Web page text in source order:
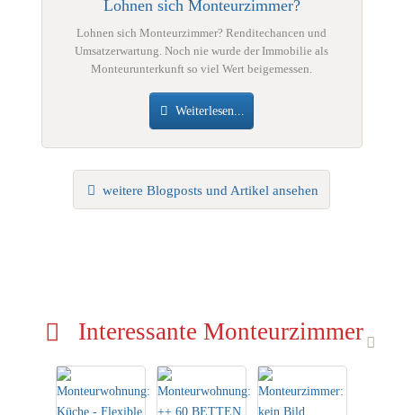
Lohnen sich Monteurzimmer?
Lohnen sich Monteurzimmer? Renditechancen und
Umsatzerwartung. Noch nie wurde der Immobilie als
Monteurunterkunft so viel Wert beigemessen.
Weiterlesen...
weitere Blogposts und Artikel ansehen
Interessante Monteurzimmer